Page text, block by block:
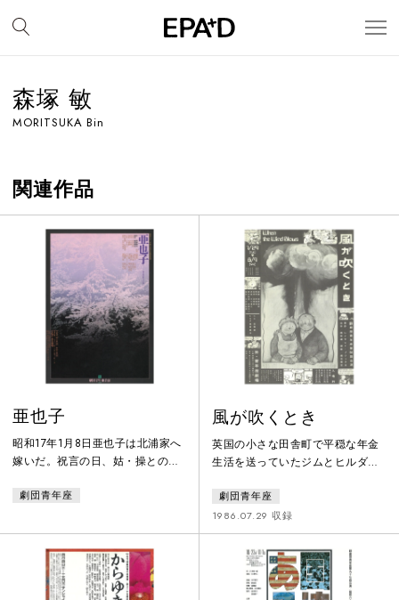
森塚 敏
MORITSUKA Bin
関連作品
亜也子
昭和17年1月8日亜也子は北浦家へ
嫁いだ。祝言の日、姑・操との葛
召集令状がまい込む。姑夫婦、小
子一人で養って行かなければなら
なくなった。土地のクセ者とわた
りあい、あらゆる手段で生き抜い
ていく。銃後もまた戦場である。
劇団青年座
風が吹くとき
英国の小さな田舎町で平穏な年金
生活を送っていたジムとヒルダの
争勃発を伝えるニュースが流れ、
ジムは大慌てで政府発行の“戦争に
生き残るための手引き”と首っぴき
で室内用核シェルターを作り始め
る。ヒルダの方は戦争など他人
事、ひたすら家事に夢中でどっち
劇団青年座
1986.07.29 収録